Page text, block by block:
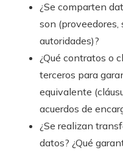
¿Se comparten
son (proveedores,
autoridades)?
¿Qué contratos o
terceros para
equivalente
acuerdos de
¿Se realizan
datos? ¿Qué